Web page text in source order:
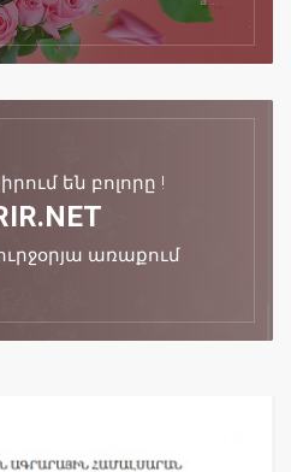
են բոլորը !
առաքում